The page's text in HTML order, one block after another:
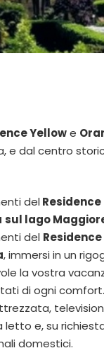
Yellowe
e dal centro
del
sul lago
del
, immersi in un
la vostra
di ogni
letto e, su
domestici.